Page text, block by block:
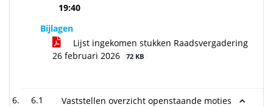
19:40
Bijlagen
Lijst ingekomen stukken Raadsvergadering
26 februari 2026
72 KB
6.1
Vaststellen overzicht openstaande moties